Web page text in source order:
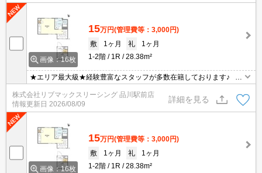
し付けください★
画像：16枚
15万円(管理費等：3,000円)
敷
1ヶ月 礼
1ヶ月
1-2階
1R 28.38m²
★エリア最大級★経験豊富なスタッフが多数在籍しております♪ 初
期費用クレジット支払可能！オンライン内覧・オンライン契約等弊
社に一度も来店せずとも問題ありません♪弊社ではネットに掲載され
ている物件も全てご紹介可能になりますので気になる物件は全て申
し付けください★
株式会社リブマックスリーシング 品川駅前店
情報更新日 2026/08/09
詳細を見る
画像：16枚
15万円(管理費等：3,000円)
敷
1ヶ月 礼
1ヶ月
1-2階
1R 28.38m²